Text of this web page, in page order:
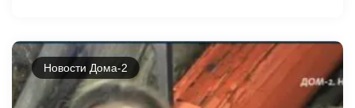
Новости Дома-2